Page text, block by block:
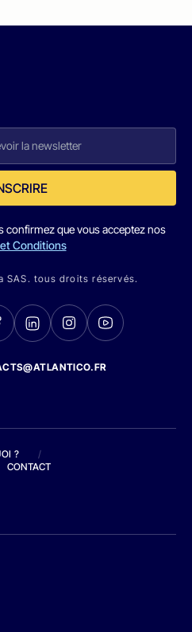
confirmez que vous acceptez nos
Conditions
SAS. tous droits réservés.
?
/
CONTACT